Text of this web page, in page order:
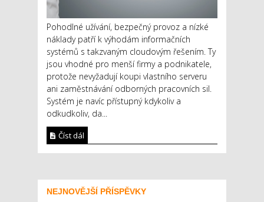
Pohodlné užívání, bezpečný provoz a nízké
náklady patří k výhodám informačních
systémů s takzvaným cloudovým řešením. Ty
jsou vhodné pro menší firmy a podnikatele,
protože nevyžadují koupi vlastního serveru
ani zaměstnávání odborných pracovních sil.
Systém je navíc přístupný kdykoliv a
odkudkoliv, da...
Číst dál
NEJNOVĚJŠÍ PŘÍSPĚVKY